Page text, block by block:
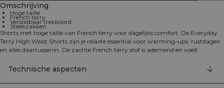
Omschrijving
Hoge taille
French terry
Verstelbaar trekkoord
Steekzakken
Shorts met hoge taille van French terry voor dagelijks comfort. De Everyday
Terry High Waist Shorts zijn je relaxte essential voor warming-ups, rustdagen
en alles daartussenin. De zachte French terry stof is ademend en voelt
geeft. Een elastische tailleband met verstelbaar trekkoord laat je de pasvorm
aanpassen en de steekzakken houden je essentials binnen handbereik.
Afgewerkt met een ICIW-logo aan de voorkant. 54% katoen, 46% polyester.
Technische aspecten